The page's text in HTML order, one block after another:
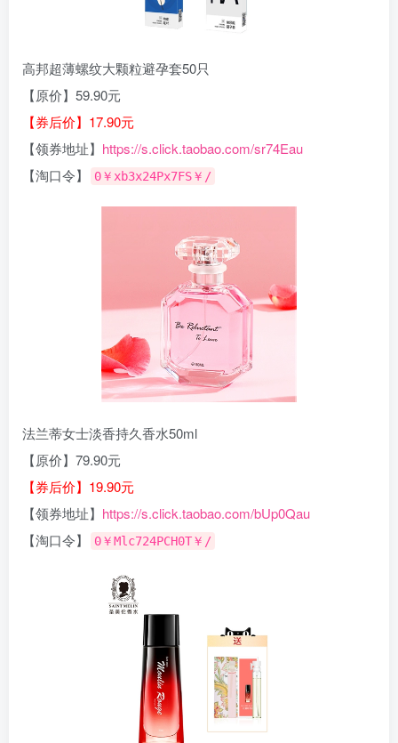
高邦超薄螺纹大颗粒避孕套50只
【原价】59.90元
【券后价】17.90元
【领券地址】 https://s.click.taobao.com/sr74Eau
【淘口令】
0￥xb3x24Px7FS￥/
法兰蒂女士淡香持久香水50ml
【原价】79.90元
【券后价】19.90元
【领券地址】 https://s.click.taobao.com/bUp0Qau
【淘口令】
0￥Mlc724PCH0T￥/